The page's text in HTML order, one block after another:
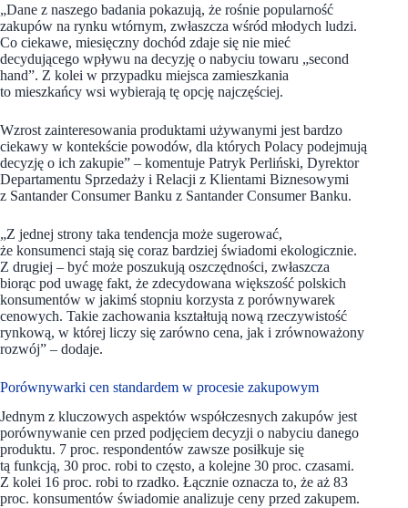
„Dane z naszego badania pokazują, że rośnie popularność
zakupów na rynku wtórnym, zwłaszcza wśród młodych ludzi.
Co ciekawe, miesięczny dochód zdaje się nie mieć
decydującego wpływu na decyzję o nabyciu towaru „second
hand”. Z kolei w przypadku miejsca zamieszkania
to mieszkańcy wsi wybierają tę opcję najczęściej.
Wzrost zainteresowania produktami używanymi jest bardzo
ciekawy w kontekście powodów, dla których Polacy podejmują
decyzję o ich zakupie” – komentuje Patryk Perliński, Dyrektor
Departamentu Sprzedaży i Relacji z Klientami Biznesowymi
z Santander Consumer Banku z Santander Consumer Banku.
„Z jednej strony taka tendencja może sugerować,
że konsumenci stają się coraz bardziej świadomi ekologicznie.
Z drugiej – być może poszukują oszczędności, zwłaszcza
biorąc pod uwagę fakt, że zdecydowana większość polskich
konsumentów w jakimś stopniu korzysta z porównywarek
cenowych. Takie zachowania kształtują nową rzeczywistość
rynkową, w której liczy się zarówno cena, jak i zrównoważony
rozwój” – dodaje.
Porównywarki cen standardem w procesie zakupowym
Jednym z kluczowych aspektów współczesnych zakupów jest
porównywanie cen przed podjęciem decyzji o nabyciu danego
produktu. 7 proc. respondentów zawsze posiłkuje się
tą funkcją, 30 proc. robi to często, a kolejne 30 proc. czasami.
Z kolei 16 proc. robi to rzadko. Łącznie oznacza to, że aż 83
proc. konsumentów świadomie analizuje ceny przed zakupem.